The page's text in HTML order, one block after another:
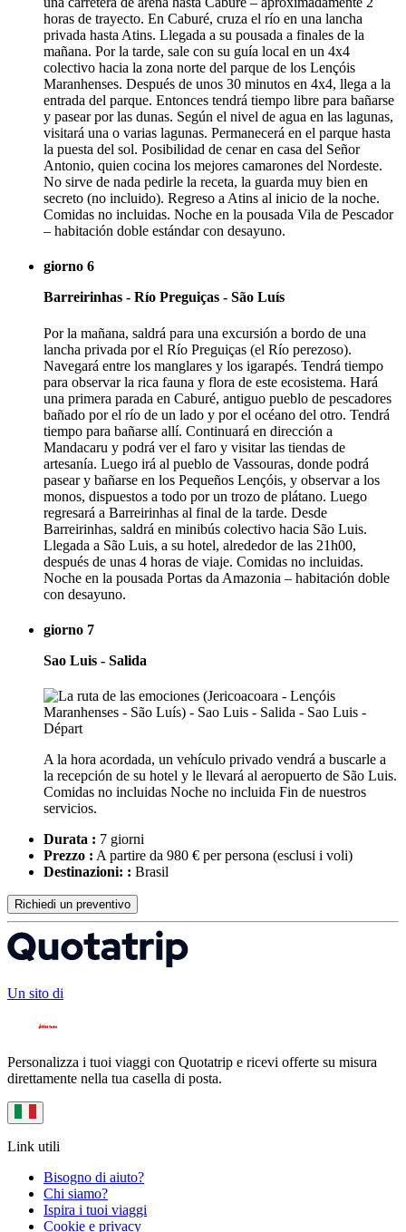
horas de trayecto. En Caburé, cruza el río en una lancha
privada hasta Atins. Llegada a su pousada a finales de la
mañana. Por la tarde, sale con su guía local en un 4x4
colectivo hacia la zona norte del parque de los Lençóis
Maranhenses. Después de unos 30 minutos en 4x4, llega a la
entrada del parque. Entonces tendrá tiempo libre para bañarse
y pasear por las dunas. Según el nivel de agua en las lagunas,
visitará una o varias lagunas. Permanecerá en el parque hasta
la puesta del sol. Posibilidad de cenar en casa del Señor
Antonio, quien cocina los mejores camarones del Nordeste.
No sirve de nada pedirle la receta, la guarda muy bien en
secreto (no incluido). Regreso a Atins al inicio de la noche.
Comidas no incluidas. Noche en la pousada Vila de Pescador
– habitación doble estándar con desayuno.
giorno 6
Barreirinhas - Río Preguiças - São Luís
Por la mañana, saldrá para una excursión a bordo de una
lancha privada por el Río Preguiças (el Río perezoso).
Navegará entre los manglares y los igarapés. Tendrá tiempo
para observar la rica fauna y flora de este ecosistema. Hará
una primera parada en Caburé, antiguo pueblo de pescadores
bañado por el río de un lado y por el océano del otro. Tendrá
tiempo para bañarse allí. Continuará en dirección a
Mandacaru y podrá ver el faro y visitar las tiendas de
artesanía. Luego irá al pueblo de Vassouras, donde podrá
pasear y bañarse en los Pequeños Lençóis, y observar a los
monos, dispuestos a todo por un trozo de plátano. Luego
regresará a Barreirinhas al final de la tarde. Desde
Barreirinhas, saldrá en minibús colectivo hacia São Luis.
Llegada a São Luis, a su hotel, alrededor de las 21h00,
después de unas 4 horas de viaje. Comidas no incluidas.
Noche en la pousada Portas da Amazonia – habitación doble
con desayuno.
giorno 7
Sao Luis - Salida
A la hora acordada, un vehículo privado vendrá a buscarle a
la recepción de su hotel y le llevará al aeropuerto de São Luis.
Comidas no incluidas Noche no incluida Fin de nuestros
servicios.
Durata : 7 giorni
Prezzo : A partire da 980 € per persona (esclusi i voli)
Destinazioni: : Brasil
Richiedi un preventivo
Un sito di
Personalizza i tuoi viaggi con Quotatrip e ricevi offerte su misura
direttamente nella tua casella di posta.
Link utili
Bisogno di aiuto?
Chi siamo?
Ispira i tuoi viaggi
Cookie e privacy